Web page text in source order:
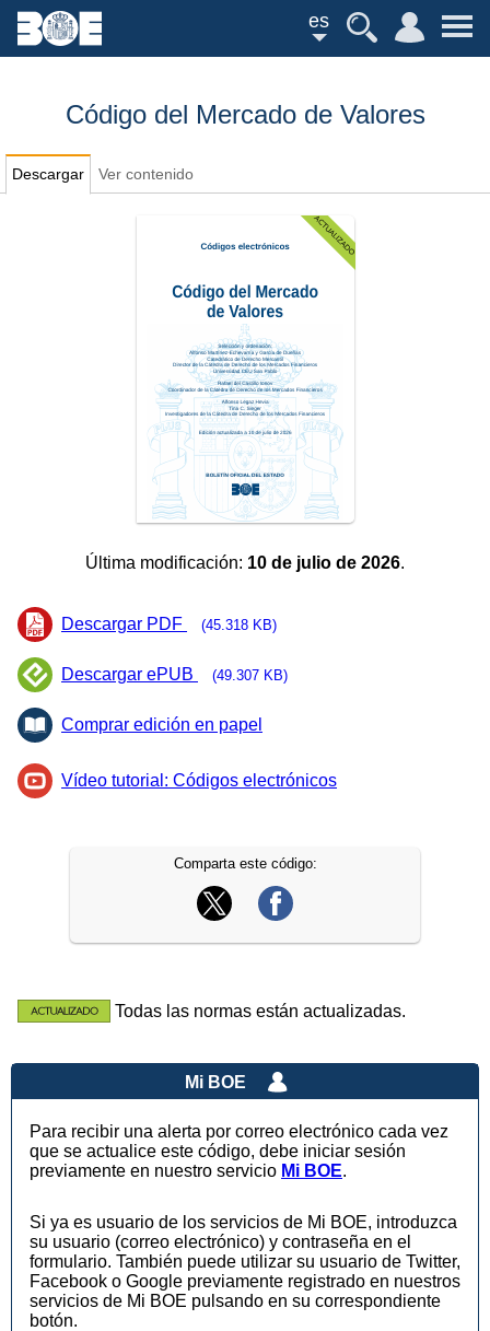
es
Código del Mercado de Valores
Descargar Ver contenido
Última modificación: 10 de julio de 2026.
Descargar PDF (45.318 KB)
Descargar ePUB (49.307 KB)
Comprar edición en papel
Vídeo tutorial: Códigos electrónicos
Comparta este código:
Todas las normas están actualizadas.
Mi BOE
Para recibir una alerta por correo electrónico cada vez
que se actualice este código, debe iniciar sesión
previamente en nuestro servicio Mi BOE.
Si ya es usuario de los servicios de Mi BOE, introduzca
su usuario (correo electrónico) y contraseña en el
formulario. También puede utilizar su usuario de Twitter,
Facebook o Google previamente registrado en nuestros
servicios de Mi BOE pulsando en su correspondiente
botón.